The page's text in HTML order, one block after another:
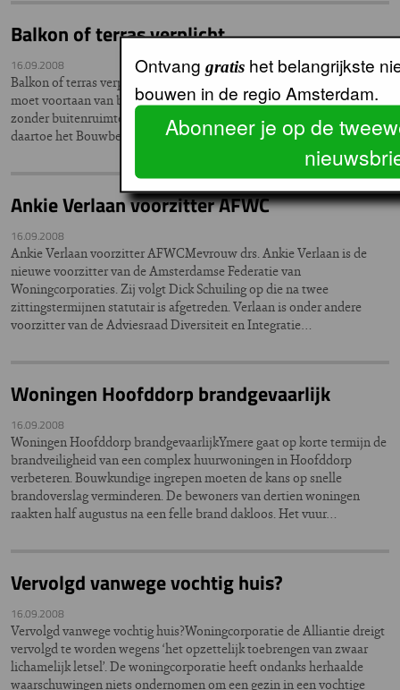
Balkon of terras verplicht
16.09.2008
Balkon of terras verplichtIedere Nederlandse nieuwbouwwoning
moet voortaan van balkon, terras of tuin worden voorzien. Bouwen
zonder buitenruimte is er niet meer bij. De Rijksoverheid heeft
daartoe het Bouwbesluit aangepast.
Ankie Verlaan voorzitter AFWC
16.09.2008
Ankie Verlaan voorzitter AFWCMevrouw drs. Ankie Verlaan is de
nieuwe voorzitter van de Amsterdamse Federatie van
Woningcorporaties. Zij volgt Dick Schuiling op die na twee
zittingstermijnen statutair is afgetreden. Verlaan is onder andere
voorzitter van de Adviesraad Diversiteit en Integratie…
Woningen Hoofddorp brandgevaarlijk
16.09.2008
Woningen Hoofddorp brandgevaarlijkYmere gaat op korte termijn de
brandveiligheid van een complex huurwoningen in Hoofddorp
verbeteren. Bouwkundige ingrepen moeten de kans op snelle
brandoverslag verminderen. De bewoners van dertien woningen
raakten half augustus na een felle brand dakloos. Het vuur…
Vervolgd vanwege vochtig huis?
16.09.2008
Vervolgd vanwege vochtig huis?Woningcorporatie de Alliantie dreigt
vervolgd te worden wegens ‘het opzettelijk toebrengen van zwaar
lichamelijk letsel’. De woningcorporatie heeft ondanks herhaalde
waarschuwingen niets ondernomen om een gezin in een vochtige
Ontvanggratis het belangrijkste
bouwen in de regio Amsterdam.
Abonneer je op de